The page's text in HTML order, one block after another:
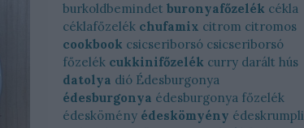
burkoldbemindet buronyafőzelék cékla
céklafőzelék chufamix citrom citromos
cookbook csicseriborsó csicseriborsó
főzelék cukkinifőzelék curry darált hús
datolya dió Édesburgonya
édesburgonya édesburgonya főzelék
édeskömény édeskömyény édeskrumpli